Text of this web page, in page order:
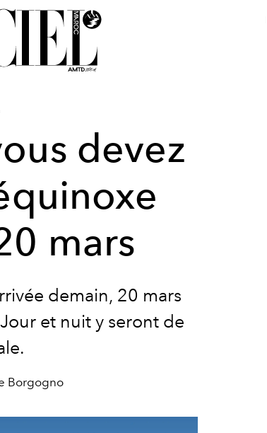
devez
mars
demain, 20 mars
et nuit y seront de
Borgogno